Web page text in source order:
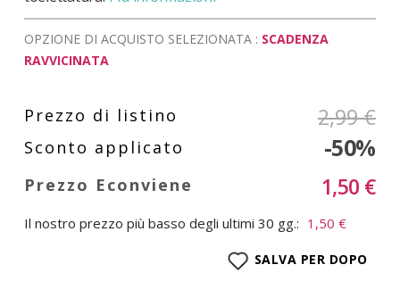
OPZIONE DI ACQUISTO SELEZIONATA : SCADENZA
RAVVICINATA
2,99 €
-50%
1,50 €
Il nostro prezzo più basso degli ultimi 30 gg.: 1,50 €
SALVA PER DOPO